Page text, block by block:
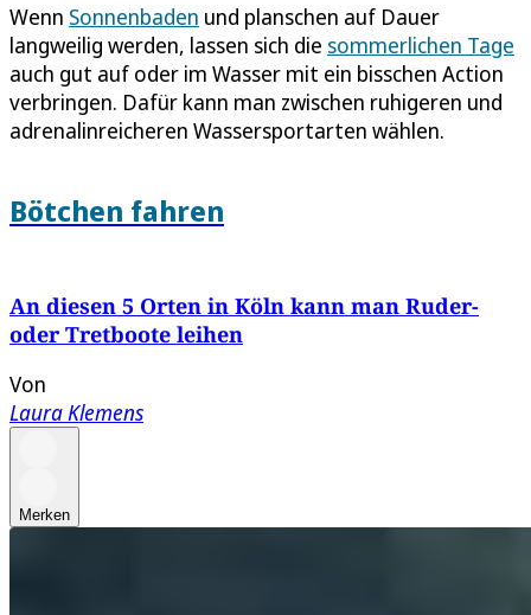
Wenn Sonnenbaden und planschen auf Dauer
langweilig werden, lassen sich die sommerlichen Tage
auch gut auf oder im Wasser mit ein bisschen Action
verbringen. Dafür kann man zwischen ruhigeren und
adrenalinreicheren Wassersportarten wählen.
Bötchen fahren
An diesen 5 Orten in Köln kann man Ruder-
oder Tretboote leihen
Von
Laura Klemens
Merken